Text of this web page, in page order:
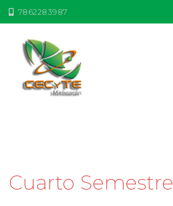
7862283987
Cuarto Semestre